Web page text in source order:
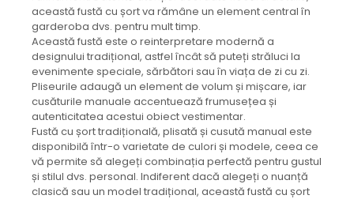
această fustă cu șort va rămâne un element central în
garderoba dvs. pentru mult timp.
Această fustă este o reinterpretare modernă a
designului tradițional, astfel încât să puteți străluci la
evenimente speciale, sărbători sau în viața de zi cu zi.
Pliseurile adaugă un element de volum și mișcare, iar
cusăturile manuale accentuează frumusețea și
autenticitatea acestui obiect vestimentar.
Fustă cu șort tradițională, plisată și cusută manual este
disponibilă într-o varietate de culori și modele, ceea ce
vă permite să alegeți combinația perfectă pentru gustul
și stilul dvs. personal. Indiferent dacă alegeți o nuanță
clasică sau un model tradițional, această fustă cu șort